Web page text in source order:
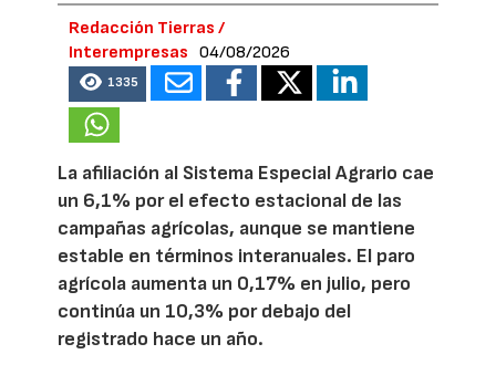
Redacción Tierras /
Interempresas
04/08/2026
1335
La afiliación al Sistema Especial Agrario cae
un 6,1% por el efecto estacional de las
campañas agrícolas, aunque se mantiene
estable en términos interanuales. El paro
agrícola aumenta un 0,17% en julio, pero
continúa un 10,3% por debajo del
registrado hace un año.